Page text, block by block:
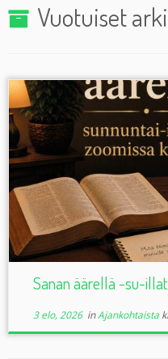
Vuotuiset
Sanan äärellä -su-
3 elo, 2026inAjankohtaista